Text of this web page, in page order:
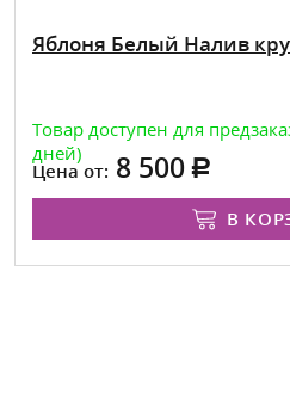
Яблоня Белый Налив
Товар доступен для
дней)
Цена от: 8 500
В